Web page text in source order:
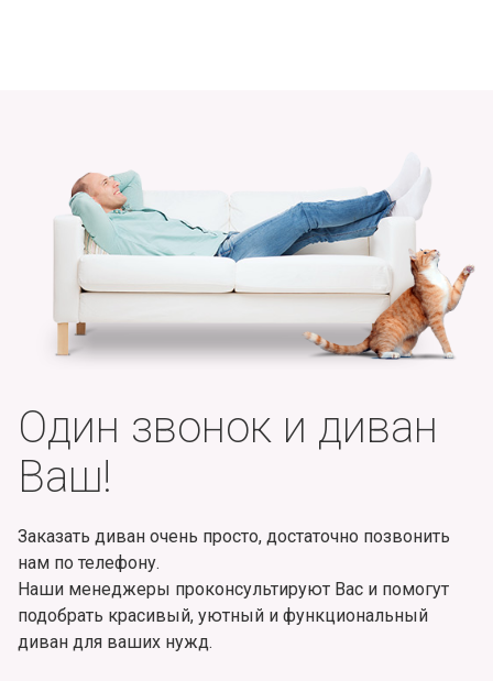
Один звонок и диван
Ваш!
Заказать диван очень просто, достаточно позвонить
нам по телефону.
Наши менеджеры проконсультируют Вас и помогут
подобрать красивый, уютный и функциональный
диван для ваших нужд.